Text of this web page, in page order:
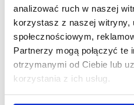
analizować ruch w naszej
korzystasz z naszej witryny,
społecznościowym,
Partnerzy mogą połączyć te
otrzymanymi od Ciebie lub
korzystania z ich usług.